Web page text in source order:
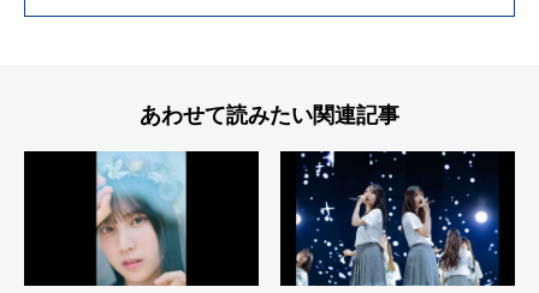
あわせて読みたい関連記事